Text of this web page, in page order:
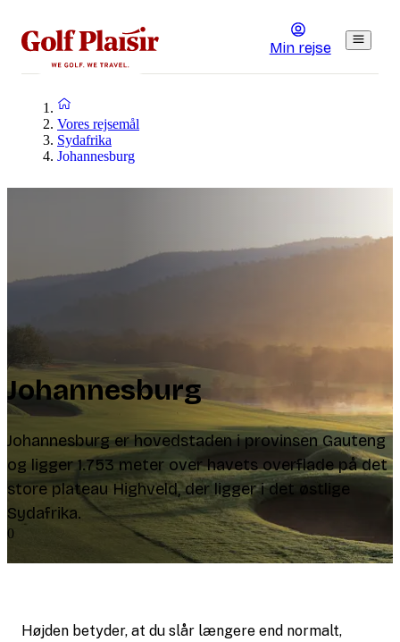
Min rejse
Vores rejsemål
Sydafrika
Johannesburg
Johannesburg
Johannesburg er hovedstaden i provinsen Gauteng
og ligger 1.753 meter over havets overflade på det
store plateau Highveld, der ligger i det østlige
Sydafrika.
0
Højden betyder, at du slår længere end normalt,